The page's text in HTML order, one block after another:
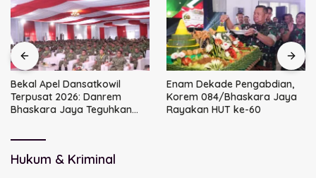
Bekal Apel Dansatkowil
Terpusat 2026: Danrem
Bhaskara Jaya Teguhkan
Enam Dekade Pengabdian,
Korem 084/Bhaskara Jaya
Rayakan HUT ke-60
Hukum & Kriminal